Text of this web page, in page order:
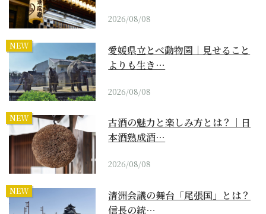
2026/08/08
NEW
愛媛県立とべ動物園｜見せること
よりも生き…
2026/08/08
NEW
古酒の魅力と楽しみ方とは？｜日
本酒熟成酒…
2026/08/08
NEW
清洲会議の舞台「尾張国」とは？
信長の統…